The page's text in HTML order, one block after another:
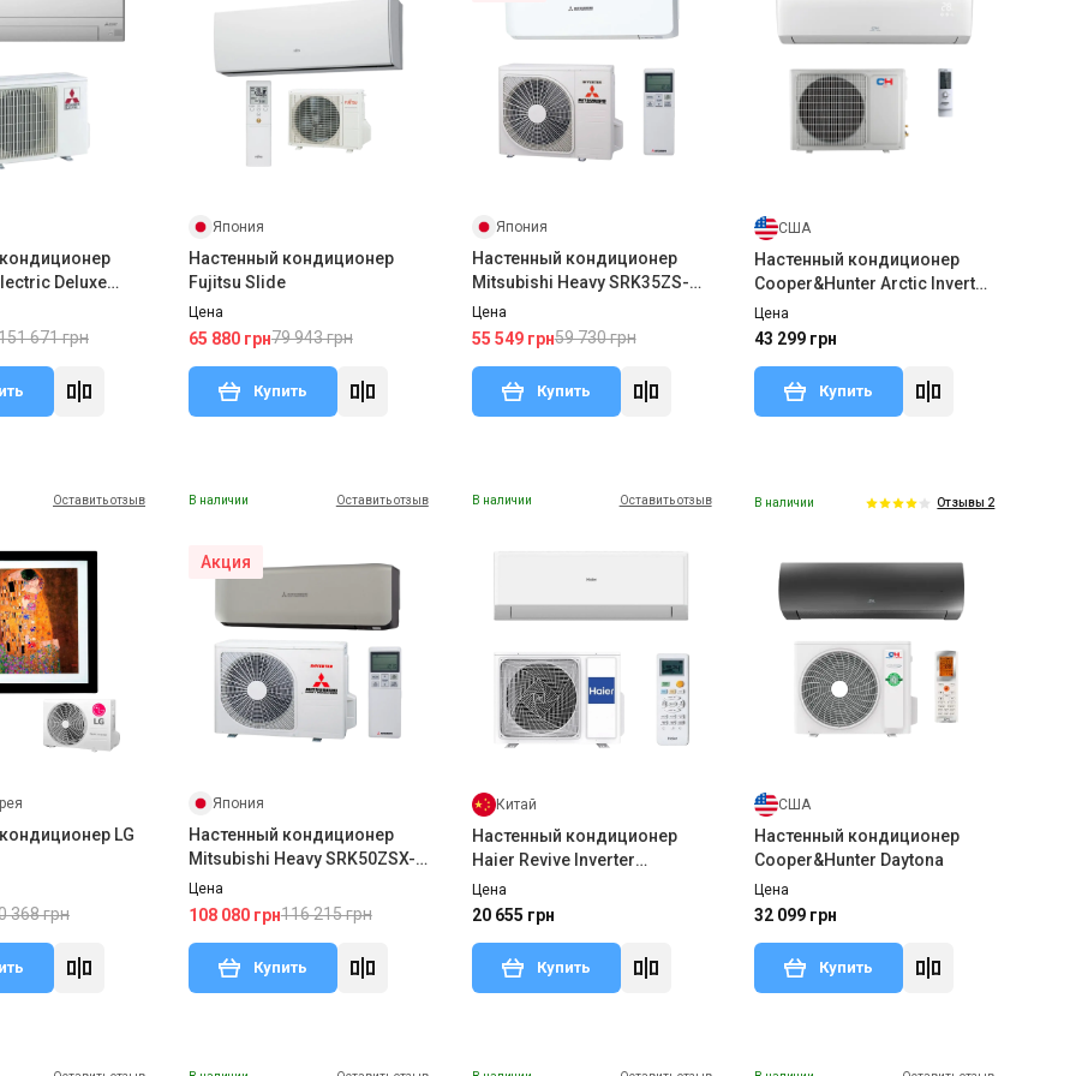
Deluxe
FT50VGK/MUZ-
671 грн
Япония
Настенный кондиционер
Fujitsu Slide
Цена
65 880 грн79 943 грн
Купить
Япония
Настенный кондиционер
Mitsubishi Heavy SRK35ZS-
W/SRC35ZS-W2
Цена
55 549 грн59 730 грн
Купить
США
Настенный кондиционер
Cooper&Hunter Arctic Inverter
CH-S18FTXLA2-NG WI-FI R32
Цена
43 299 грн
Купить
Оставить отзыв
LG
368 грн
В наличии Оставить отзыв
Акция
Япония
Настенный кондиционер
Mitsubishi Heavy SRK50ZSX-
WT/SRC50ZSX-W2(3)
Цена
108 080 грн116 215 грн
Купить
В наличии Оставить отзыв
Китай
Настенный кондиционер
Haier Revive Inverter
AS25RHBHRA/1U25YERFRA
Цена
20 655 грн
Купить
В наличии Отзывы 2
США
Настенный кондиционер
Cooper&Hunter Daytona
Цена
32 099 грн
Купить